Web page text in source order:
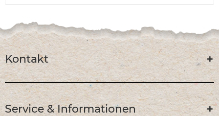
Kontakt
Service & Informationen